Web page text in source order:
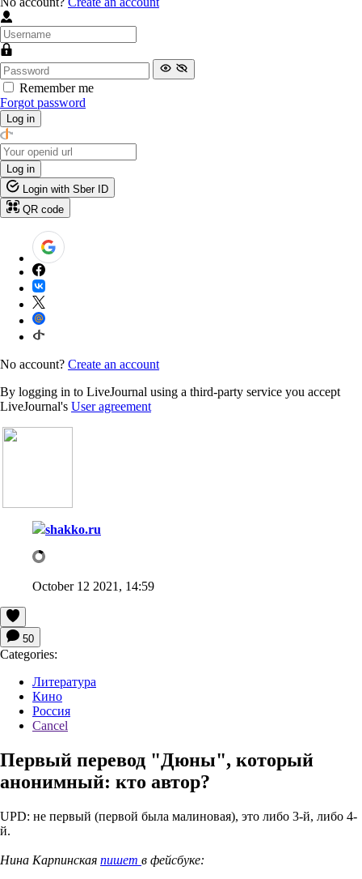
Remember me
Forgot password
Log in
Log in
Login with Sber ID
QR code
No account? Create an account
By logging in to LiveJournal using a third-party service you accept
LiveJournal's User agreement
shakko.ru
October 12 2021, 14:59
50
Categories:
Литература
Кино
Россия
Cancel
Первый перевод "Дюны", который
анонимный: кто автор?
UPD: не первый (первой была малиновая), это либо 3-й, либо 4-
й.
Нина Карпинская пишет в фейсбуке: